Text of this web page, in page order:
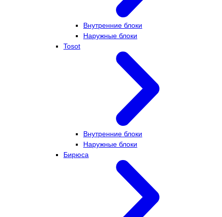
Внутренние блоки
Наружные блоки
Tosot
Внутренние блоки
Наружные блоки
Бирюса